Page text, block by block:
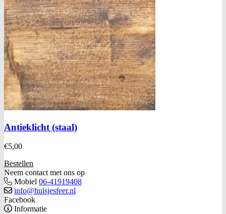
Antieklicht (staal)
€5,00
Bestellen
Neem contact met ons op
Mobiel 06-41919408
info@huisjesfeer.nl
Facebook
Informatie